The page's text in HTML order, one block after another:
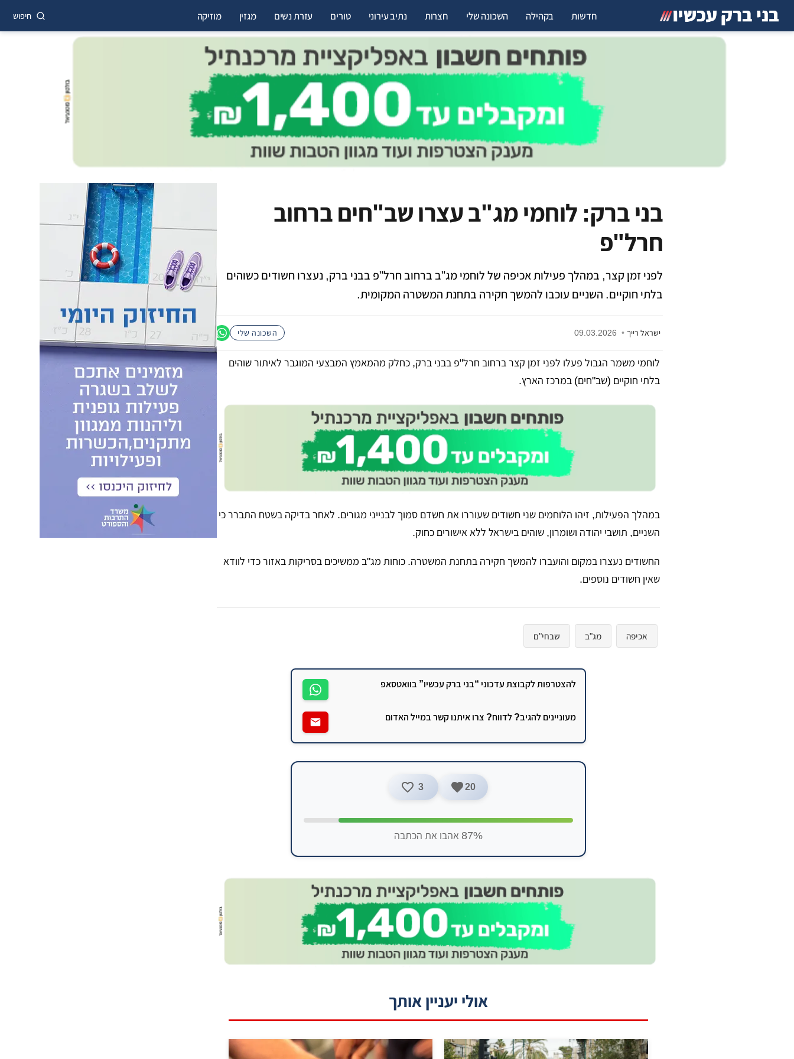
חדשות בקהילה השכונה שלי חצרות נתיב עירוני טורים עזרת נשים מגזין מוזיקה חיפוש
בני ברק: לוחמי מג"ב עצרו שב"חים ברחוב
חרל"פ
לפני זמן קצר, במהלך פעילות אכיפה של לוחמי מג"ב ברחוב חרל"פ בבני ברק, נעצרו חשודים כשוהים
בלתי חוקיים. השניים עוכבו להמשך חקירה בתחנת המשטרה המקומית.
ישראל רייך •
09.03.2026 השכונה שלי
לוחמי משמר הגבול פעלו לפני זמן קצר ברחוב חרל"פ בבני ברק, כחלק מהמאמץ המבצעי המוגבר לאיתור שוהים
בלתי חוקיים (שב"חים) במרכז הארץ.
​במהלך הפעילות, זיהו הלוחמים שני חשודים שעוררו את חשדם סמוך לבנייני מגורים. לאחר בדיקה בשטח התברר כי
השניים, תושבי יהודה ושומרון, שוהים בישראל ללא אישורים כחוק.
​החשודים נעצרו במקום והועברו להמשך חקירה בתחנת המשטרה. כוחות מג"ב ממשיכים בסריקות באזור כדי לוודא
שאין חשודים נוספים.
אכיפה מג"ב שבחי"ם
להצטרפות לקבוצת עדכוני “בני ברק עכשיו” בוואטסאפ
מעוניינים להגיב? לדווח? צרו איתנו קשר במייל האדום
20
3
87% אהבו את הכתבה
אולי יעניין אותך